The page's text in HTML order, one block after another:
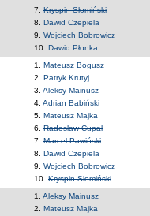
7. Kryspin Słomiński
8. Dawid Czepiela
9. Wojciech Bobrowicz
10. Dawid Płonka
1. Mateusz Bogusz
2. Patryk Krutyj
3. Aleksy Mainusz
4. Adrian Babiński
5. Mateusz Majka
6. Radosław Cupał
7. Marcel Pawiński
8. Dawid Czepiela
9. Wojciech Bobrowicz
10. Kryspin Słomiński
1. Aleksy Mainusz
2. Mateusz Majka